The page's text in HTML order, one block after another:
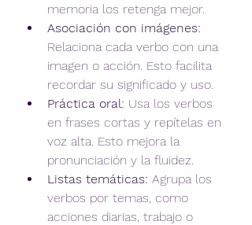
memoria los retenga mejor.
Asociación con imágenes:
Relaciona cada verbo con una
imagen o acción. Esto facilita
recordar su significado y uso.
Práctica oral: Usa los verbos
en frases cortas y repítelas en
voz alta. Esto mejora la
pronunciación y la fluidez.
Listas temáticas: Agrupa los
verbos por temas, como
acciones diarias, trabajo o